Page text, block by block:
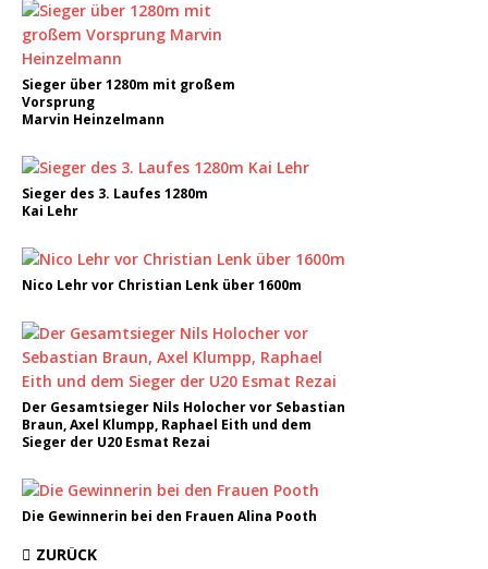
Sieger über 1280m mit großem
Vorsprung
Marvin Heinzelmann
Sieger des 3. Laufes 1280m
Kai Lehr
Nico Lehr vor Christian Lenk über 1600m
Der Gesamtsieger Nils Holocher vor Sebastian
Braun, Axel Klumpp, Raphael Eith und dem
Sieger der U20 Esmat Rezai
Die Gewinnerin bei den Frauen Alina Pooth
ZURÜCK